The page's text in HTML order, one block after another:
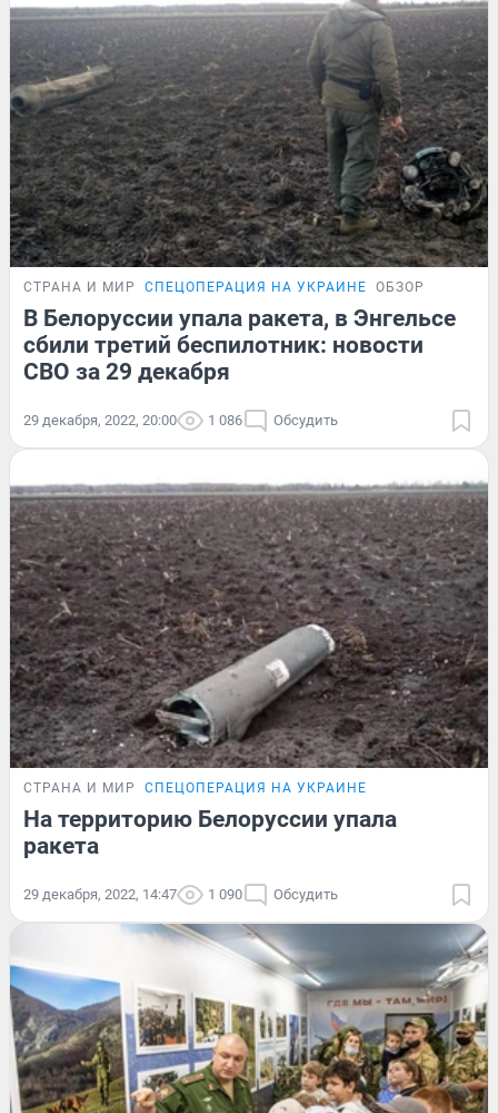
СТРАНА И МИР СПЕЦОПЕРАЦИЯ НА УКРАИНЕ ОБЗОР
В Белоруссии упала ракета, в Энгельсе
сбили третий беспилотник: новости
СВО за 29 декабря
29 декабря, 2022, 20:00 1 086 Обсудить
СТРАНА И МИР СПЕЦОПЕРАЦИЯ НА УКРАИНЕ
На территорию Белоруссии упала
ракета
29 декабря, 2022, 14:47 1 090 Обсудить